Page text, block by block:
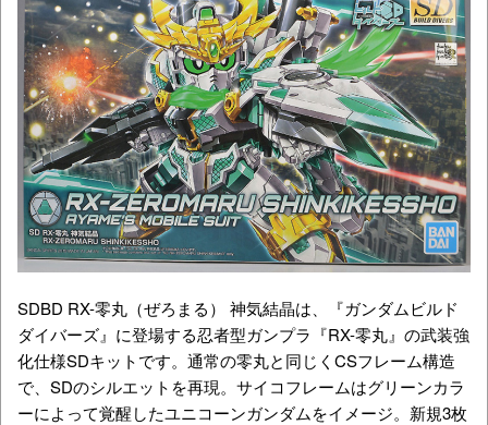
SDBD RX-零丸（ぜろまる） 神気結晶は、『ガンダムビルド
ダイバーズ』に登場する忍者型ガンプラ『RX-零丸』の武装強
化仕様SDキットです。通常の零丸と同じくCSフレーム構造
で、SDのシルエットを再現。サイコフレームはグリーンカラ
ーによって覚醒したユニコーンガンダムをイメージ。新規3枚